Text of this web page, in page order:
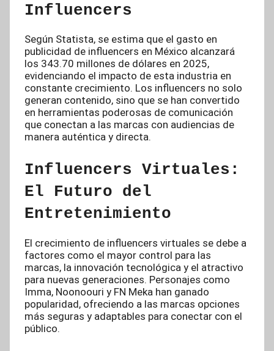
Influencers
Según Statista, se estima que el gasto en
publicidad de influencers en México alcanzará
los 343.70 millones de dólares en 2025,
evidenciando el impacto de esta industria en
constante crecimiento. Los influencers no solo
generan contenido, sino que se han convertido
en herramientas poderosas de comunicación
que conectan a las marcas con audiencias de
manera auténtica y directa.
Influencers Virtuales:
El Futuro del
Entretenimiento
El crecimiento de influencers virtuales se debe a
factores como el mayor control para las
marcas, la innovación tecnológica y el atractivo
para nuevas generaciones. Personajes como
Imma, Noonoouri y FN Meka han ganado
popularidad, ofreciendo a las marcas opciones
más seguras y adaptables para conectar con el
público.